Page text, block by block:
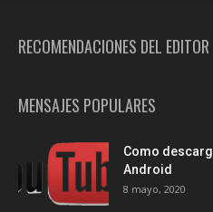
RECOMENDACIONES DEL EDITOR
MENSAJES POPULARES
Como
Android
8 mayo, 2020